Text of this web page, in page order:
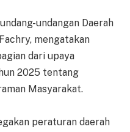
undangan Daerah
mengatakan
dari upaya
2025 tentang
Masyarakat.
peraturan daerah